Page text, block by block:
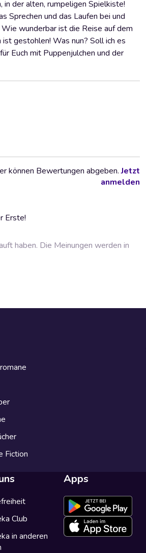
in der alten, rumpeligen Spielkiste!
Sprechen und das Laufen bei und
wunderbar ist die Reise auf dem
gestohlen! Was nun? Soll ich es
Euch mit Puppenjulchen und der
Erste!
können Bewertungen abgeben.Jetzt
anmelden
haben. Die Meinungen werden in
Fiction
Club
in anderen
Apps